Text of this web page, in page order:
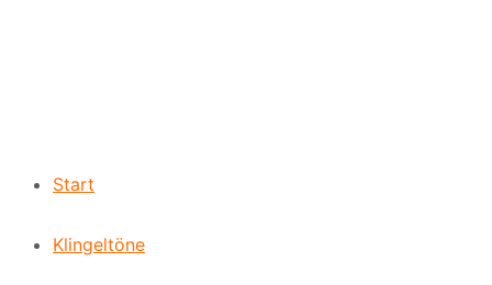
Start
Klingeltöne